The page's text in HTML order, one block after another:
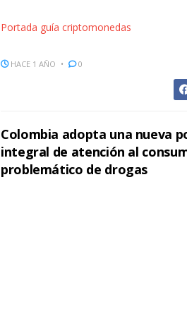
Portada guía criptomonedas
HACE 1 AÑO 0
Colombia adopta una nueva
integral de atención al
problemático de drogas